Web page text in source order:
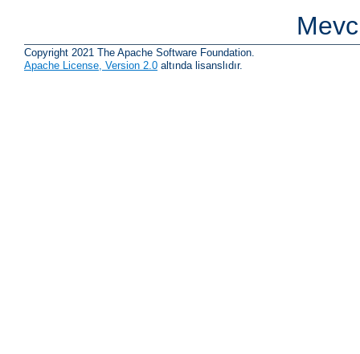
Copyright 2021 The Apache Software Foundation.
Apache License, Version 2.0 altında lisanslıdır.